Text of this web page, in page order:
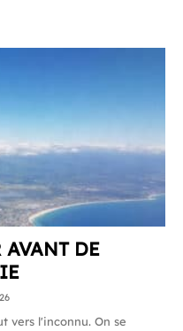
AVANT DE
vers l'inconnu. On se